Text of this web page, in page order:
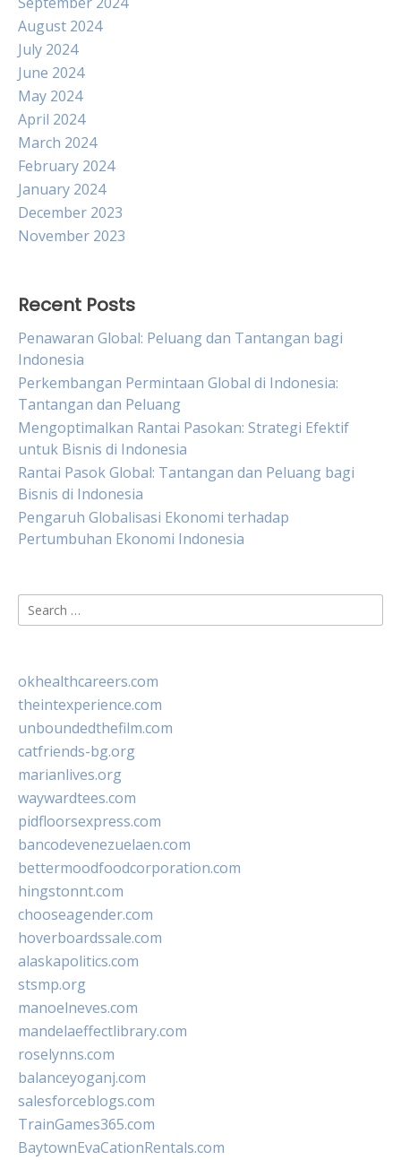
August 2024
July 2024
June 2024
May 2024
April 2024
March 2024
February 2024
January 2024
December 2023
November 2023
Recent Posts
Penawaran Global: Peluang dan Tantangan bagi
Indonesia
Perkembangan Permintaan Global di Indonesia:
Tantangan dan Peluang
Mengoptimalkan Rantai Pasokan: Strategi Efektif
untuk Bisnis di Indonesia
Rantai Pasok Global: Tantangan dan Peluang bagi
Bisnis di Indonesia
Pengaruh Globalisasi Ekonomi terhadap
Pertumbuhan Ekonomi Indonesia
Search
for:
okhealthcareers.com
theintexperience.com
unboundedthefilm.com
catfriends-bg.org
marianlives.org
waywardtees.com
pidfloorsexpress.com
bancodevenezuelaen.com
bettermoodfoodcorporation.com
hingstonnt.com
chooseagender.com
hoverboardssale.com
alaskapolitics.com
stsmp.org
manoelneves.com
mandelaeffectlibrary.com
roselynns.com
balanceyoganj.com
salesforceblogs.com
TrainGames365.com
BaytownEvaCationRentals.com